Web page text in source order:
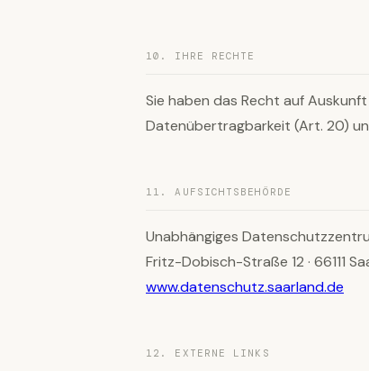
10. IHRE RECHTE
Sie haben das Recht auf
Datenübertragbarkeit (Art. 20)
11. AUFSICHTSBEHÖRDE
Unabhängiges
Fritz-Dobisch-Straße 12 · 66111
www.datenschutz.saarland.de
12. EXTERNE LINKS